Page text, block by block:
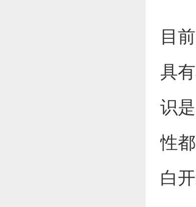
目
具
识
性
白